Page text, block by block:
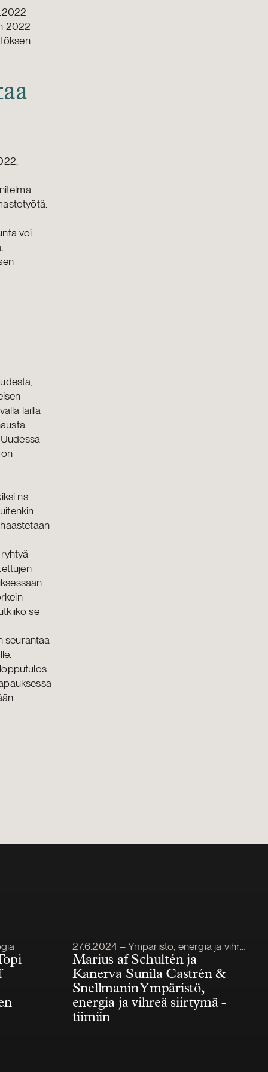
2022
voi
lailla
ns.
se
seurantaa
Julkaistu
27.6.2024 – Ympäristö, energia ja vihreä siirtymä
Marius af Schultén ja
Kanerva Sunila Castrén &
Snellmanin Ympäristö,
energia ja vihreä siirtymä -
tiimiin